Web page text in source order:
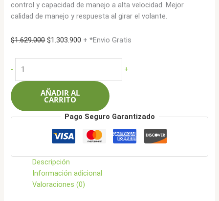
control y capacidad de manejo a alta velocidad. Mejor
calidad de manejo y respuesta al girar el volante.
$1.629.000El
$1.303.900 El
$1.303.900.
+ *Envio Gratis
-
305/50R20
120V
KL12
cantidad
+
AÑADIR AL
CARRITO
Pago Seguro Garantizado
Descripción
Información adicional
Valoraciones (0)